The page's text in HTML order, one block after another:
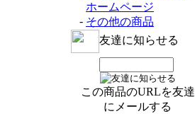
ホームページ
- その他の商品
友達に知らせる
この商品のURLを友達
にメールする